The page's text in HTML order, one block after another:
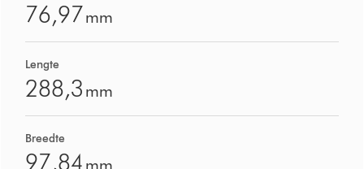
76,97mm
Lengte
288,3 mm
Breedte
97,84